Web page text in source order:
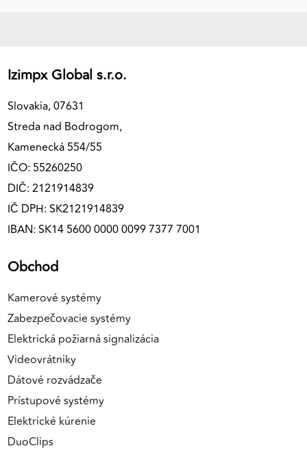
Izimpx Global s.r.o.
Slovakia, 07631
Streda nad Bodrogom,
Kamenecká 554/55
IČO: 55260250
DIČ: 2121914839
IČ DPH: SK2121914839
IBAN: SK14 5600 0000 0099 7377 7001
Obchod
Kamerové systémy
Zabezpečovacie systémy
Elektrická požiarná signalizácia
Videovrátniky
Dátové rozvádzače
Prístupové systémy
Elektrické kúrenie
DuoClips